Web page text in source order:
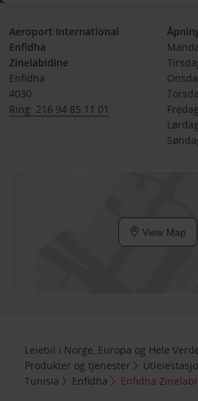
Aeroport International
Enfidha
Zinelabidine
Enfidha
4030
Ring: 216 94 85 11 01
Fredag
Lørdag
View Map
Leiebil i Norge, Europa og Hele
Produkter og tjenester
Tunisia
Enfidha Enfidha